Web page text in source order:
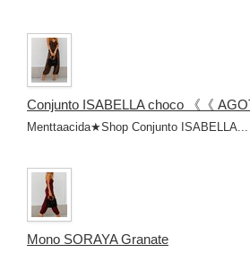
Conjunto ISABELLA choco 《《
Menttaacida★Shop Conjunto ISABELLA...
Mono SORAYA Granate